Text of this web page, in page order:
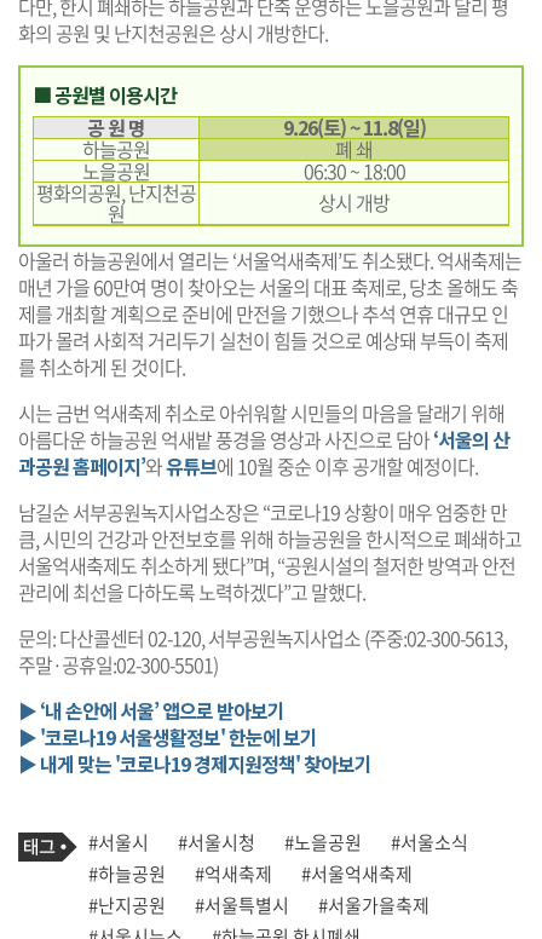
다만, 한시 폐쇄하는 하늘공원과 단축 운영하는 노을공원과 달리 평
화의 공원 및 난지천공원은 상시 개방한다.
■ 공원별 이용시간
공 원 명
9.26(토) ~ 11.8(일)
하늘공원 폐 쇄
노을공원 06:30 ~ 18:00
평화의공원, 난지천공
원
상시 개방
아울러 하늘공원에서 열리는 ‘서울억새축제’도 취소됐다. 억새축제는
매년 가을 60만여 명이 찾아오는 서울의 대표 축제로, 당초 올해도 축
제를 개최할 계획으로 준비에 만전을 기했으나 추석 연휴 대규모 인
파가 몰려 사회적 거리두기 실천이 힘들 것으로 예상돼 부득이 축제
를 취소하게 된 것이다.
시는 금번 억새축제 취소로 아쉬워할 시민들의 마음을 달래기 위해
아름다운 하늘공원 억새밭 풍경을 영상과 사진으로 담아‘서울의 산
과공원 홈페이지’와유튜브에 10월 중순 이후 공개할 예정이다.
남길순 서부공원녹지사업소장은 “코로나19 상황이 매우 엄중한 만
큼, 시민의 건강과 안전보호를 위해 하늘공원을 한시적으로 폐쇄하고
서울억새축제도 취소하게 됐다”며, “공원시설의 철저한 방역과 안전
관리에 최선을 다하도록 노력하겠다”고 말했다.
문의: 다산콜센터 02-120, 서부공원녹지사업소 (주중:02-300-5613,
주말·공휴일:02-300-5501)
▶ ‘내 손안에 서울’ 앱으로 받아보기
▶ '코로나19 서울생활정보' 한눈에 보기
▶ 내게 맞는 '코로나19 경제지원정책' 찾아보기
기
사
관
련
태
그
태
그
#서울시 #서울시청 #노을공원
#서울소식
#하늘공원
#억새축제
#서울억새축제
#난지공원
#서울특별시
#서울가을축제